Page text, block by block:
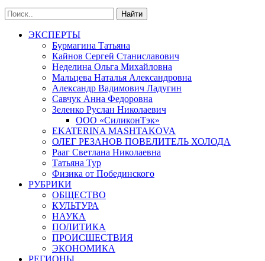
ЭКСПЕРТЫ
Бурмагина Татьяна
Кайнов Сергей Станиславович
Неделина Ольга Михайловна
Мальцева Наталья Александровна
Александр Вадимович Ладугин
Савчук Анна Федоровна
Зеленко Руслан Николаевич
ООО «СиликонТэк»
EKATERINA MASHTAKOVA
ОЛЕГ РЕЗАНОВ ПОВЕЛИТЕЛЬ ХОЛОДА
Рааг Светлана Николаевна
Татьяна Тур
Физика от Побединского
РУБРИКИ
ОБЩЕСТВО
КУЛЬТУРА
НАУКА
ПОЛИТИКА
ПРОИСШЕСТВИЯ
ЭКОНОМИКА
РЕГИОНЫ